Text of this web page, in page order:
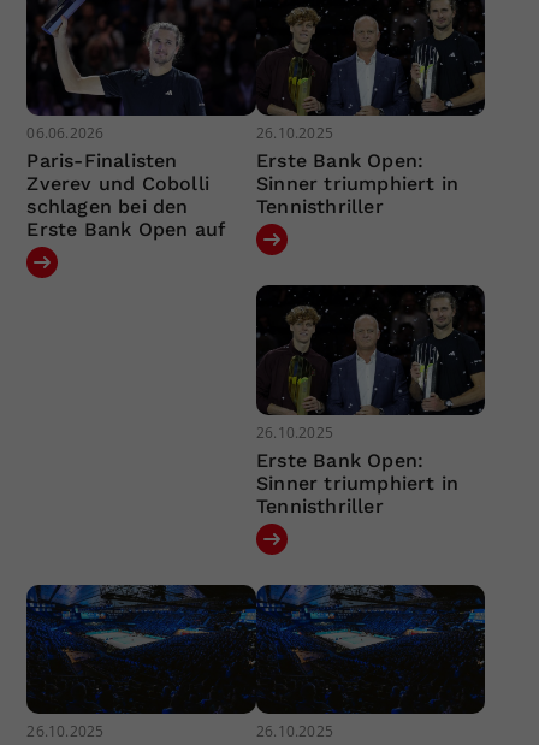
06.06.2026
Paris-Finalisten
Zverev und Cobolli
schlagen bei den
Erste Bank Open auf
26.10.2025
Erste Bank Open:
Sinner triumphiert in
Tennisthriller
26.10.2025
Erste Bank Open:
Sinner triumphiert in
Tennisthriller
26.10.2025 26.10.2025